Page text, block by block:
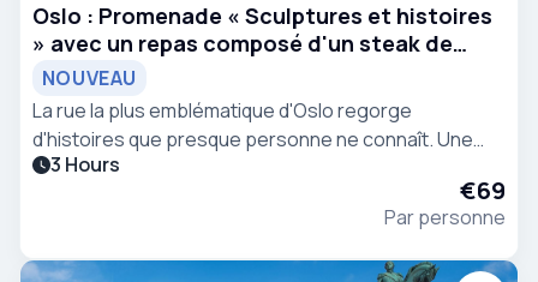
Oslo : Promenade « Sculptures et histoires
» avec un repas composé d'un steak de
qualité supérieure
NOUVEAU
La rue la plus emblématique d'Oslo regorge
d'histoires que presque personne ne connaît. Une
promenade guidée en groupe à travers les
boulevards royaux et les sculptures tombées dans
l'oubli, qui se termine par un steak New York strip.
3 Hours
€69
Par personne